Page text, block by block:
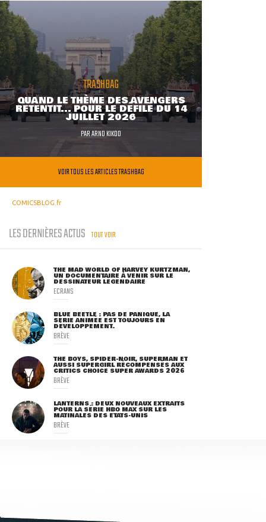
TRASHBAG
QUAND LE THÈME DES AVENGERS
RETENTIT... POUR LE DÉFILÉ DU 14
JUILLET 2026
PARARNO KIKOO
VOIR TOUS LES ARTICLES TRASHBAG
COMICSBLOG.fr
LES DERNIÈRES ACTUS TOUT VOIR
THE MAD WORLD OF HARVEY KURTZMAN,
UN DOCUMENTAIRE À VENIR SUR LE
DESSINATEUR LÉGENDAIRE
ECRANS
BLUE BEETLE : PAS DE PANIQUE, LA
SÉRIE ANIMÉE EST TOUJOURS EN
DÉVELOPPEMENT.
BRÈVE
THE BOYS, SPIDER-NOIR, SUPERMAN ET
AUSSI SUPERGIRL RÉCOMPENSÉS AUX
CRITICS CHOICE SUPER AWARDS 2026
BRÈVE
LANTERNS : DEUX NOUVEAUX EXTRAITS
POUR LA SÉRIE HBO MAX SUR LES
MATINALES DES ETATS-UNIS
BRÈVE